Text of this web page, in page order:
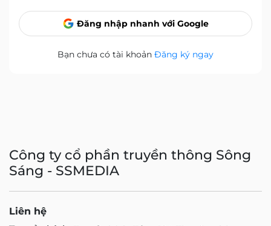
Đăng nhập nhanh với Google
Bạn chưa có tài khoản Đăng ký ngay
Công ty cổ phần truyền thông Sông
Sáng - SSMEDIA
Liên hệ